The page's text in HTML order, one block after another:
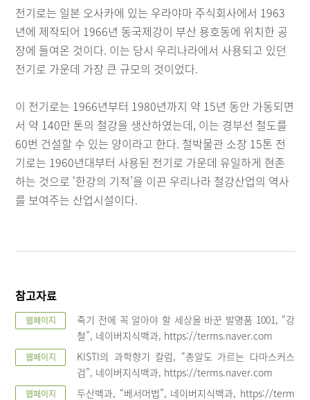
전기로는 일본 오사카에 있는 우라야마 주식회사에서 1963
년에 제작되어 1966년 동국제강이 부산 용호동에 위치한 공
장에 들여온 것이다. 이는 당시 우리나라에서 사용되고 있던
전기로 가운데 가장 큰 규모의 것이었다.
이 전기로는 1966년부터 1980년까지 약 15년 동안 가동되면
서 약 140만 톤의 철강을 생산하였는데, 이는 경부선 철도를
60번 건설할 수 있는 양이라고 한다. 철박물관 소장 15톤 전
기로는 1960년대부터 사용된 전기로 가운데 유일하게 현존
하는 것으로 ‘한강의 기적’을 이끈 우리나라 철강산업의 역사
를 보여주는 산업시설이다.
참고자료
웹페이지
죽기 전에 꼭 알아야 할 세상을 바꾼 발명품 1001, “강
철”, 네이버지식백과, https://terms.naver.com
웹페이지
KISTI의 과학향기 칼럼, “총알도 가르는 다마스커스
검”, 네이버지식백과, https://terms.naver.com
웹페이지
두산백과, “베서머법”, 네이버지식백과, https://term